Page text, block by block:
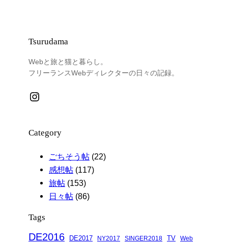
Tsurudama
Webと旅と猫と暮らし。
フリーランスWebディレクターの日々の記録。
Instagram
Category
ごちそう帖 (22)
感想帖 (117)
旅帖 (153)
日々帖 (86)
Tags
DE2016 DE2017 NY2017 SINGER2018 TV Web